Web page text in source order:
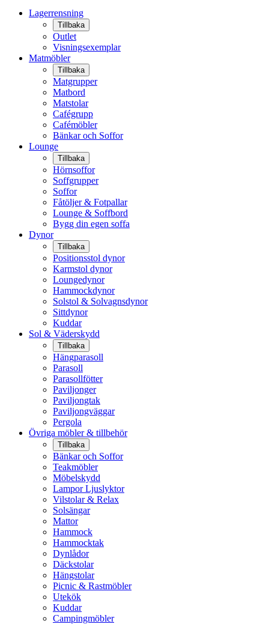
Lagerrensning
Tillbaka
Outlet
Visningsexemplar
Matmöbler
Tillbaka
Matgrupper
Matbord
Matstolar
Cafégrupp
Cafémöbler
Bänkar och Soffor
Lounge
Tillbaka
Hörnsoffor
Soffgrupper
Soffor
Fåtöljer & Fotpallar
Lounge & Soffbord
Bygg din egen soffa
Dynor
Tillbaka
Positionsstol dynor
Karmstol dynor
Loungedynor
Hammockdynor
Solstol & Solvagnsdynor
Sittdynor
Kuddar
Sol & Väderskydd
Tillbaka
Hängparasoll
Parasoll
Parasollfötter
Paviljonger
Paviljongtak
Paviljongväggar
Pergola
Övriga möbler & tillbehör
Tillbaka
Bänkar och Soffor
Teakmöbler
Möbelskydd
Lampor Ljuslyktor
Vilstolar & Relax
Solsängar
Mattor
Hammock
Hammocktak
Dynlådor
Däckstolar
Hängstolar
Picnic & Rastmöbler
Utekök
Kuddar
Campingmöbler